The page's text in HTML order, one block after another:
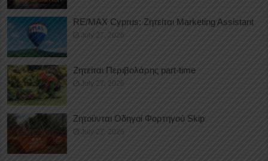
RE/MAX Cyprus: Ζητείται Marketing Assistant
July 27, 2026
Ζητείται Περιβολάρης part-time
July 27, 2026
Ζητούνται Οδηγοί Φορτηγού Skip
July 27, 2026